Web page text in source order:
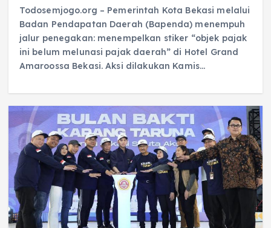
Todosemjogo.org – Pemerintah Kota Bekasi melalui
Badan Pendapatan Daerah (Bapenda) menempuh
jalur penegakan: menempelkan stiker “objek pajak
ini belum melunasi pajak daerah” di Hotel Grand
Amaroossa Bekasi. Aksi dilakukan Kamis…